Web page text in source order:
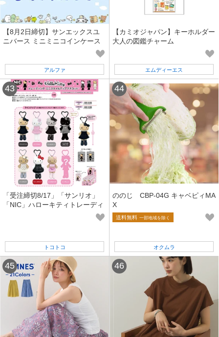
【8月2日締切】サンエックスユ
ニバース ミニミニコインケース
コレクション てのりぬいぐるみ
アルファ
【カミオジャパン】キーホルダー
大人の図鑑チャーム
エムディーエス
「受注締切8/17」「サンリオ」
「NIC」ハローキティトレーディ
ングミニスタイルアップマスコッ
トコトコ
ののじ CBP-04G キャベピィMA
X
送料無料 一部地域を除く
オクムラ